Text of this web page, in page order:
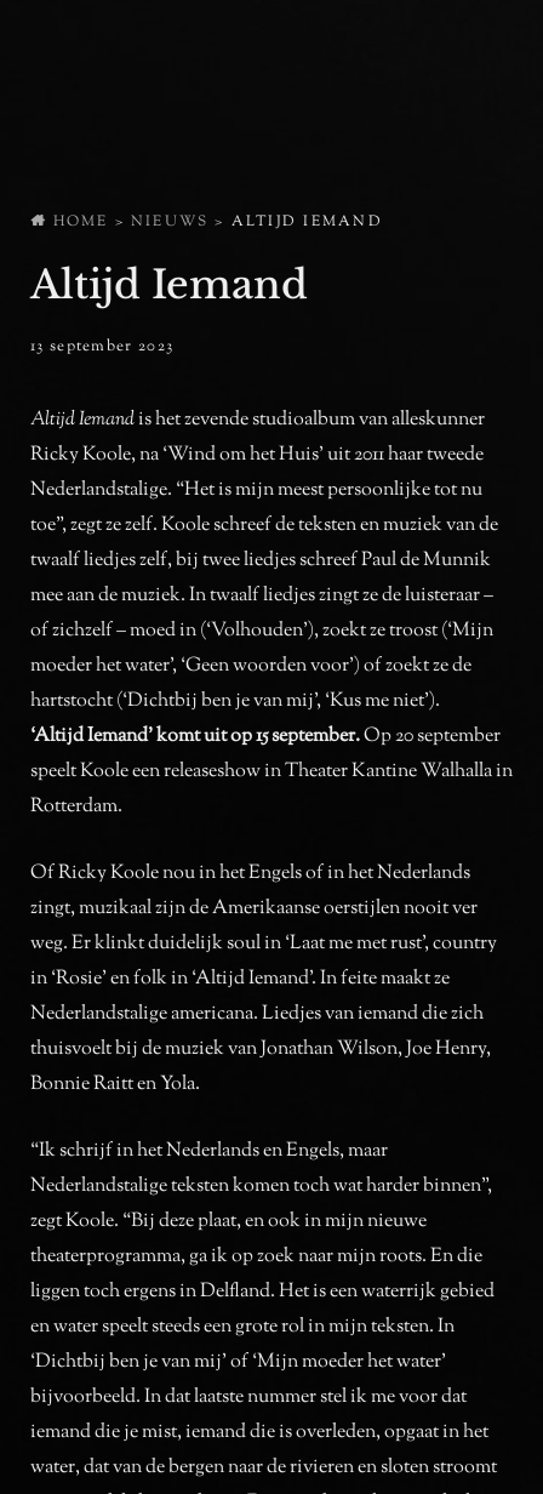
HOME > NIEUWS > ALTIJD IEMAND
Altijd Iemand
posted
13 september 2023
Altijd Iemandis het zevende studioalbum van alleskunner
Ricky Koole, na ‘Wind om het Huis’ uit 2011 haar tweede
Nederlandstalige. “Het is mijn meest persoonlijke tot nu
toe”, zegt ze zelf. Koole schreef de teksten en muziek van de
twaalf liedjes zelf, bij twee liedjes schreef Paul de Munnik
mee aan de muziek. In twaalf liedjes zingt ze de luisteraar –
of zichzelf – moed in (‘Volhouden’), zoekt ze troost (‘Mijn
moeder het water’, ‘Geen woorden voor’) of zoekt ze de
hartstocht (‘Dichtbij ben je van mij’, ‘Kus me niet’).
‘Altijd Iemand’ komt uit op 15 september.Op 20 september
speelt Koole een releaseshow in Theater Kantine Walhalla in
Rotterdam.
Of Ricky Koole nou in het Engels of in het Nederlands
zingt, muzikaal zijn de Amerikaanse oerstijlen nooit ver
weg. Er klinkt duidelijk soul in ‘Laat me met rust’, country
in ‘Rosie’ en folk in ‘Altijd Iemand’. In feite maakt ze
Nederlandstalige americana. Liedjes van iemand die zich
thuisvoelt bij de muziek van Jonathan Wilson, Joe Henry,
Bonnie Raitt en Yola.
“Ik schrijf in het Nederlands en Engels, maar
Nederlandstalige teksten komen toch wat harder binnen”,
zegt Koole. “Bij deze plaat, en ook in mijn nieuwe
theaterprogramma, ga ik op zoek naar mijn roots. En die
liggen toch ergens in Delfland. Het is een waterrijk gebied
en water speelt steeds een grote rol in mijn teksten. In
‘Dichtbij ben je van mij’ of ‘Mijn moeder het water’
bijvoorbeeld. In dat laatste nummer stel ik me voor dat
iemand die je mist, iemand die is overleden, opgaat in het
water, dat van de bergen naar de rivieren en sloten stroomt